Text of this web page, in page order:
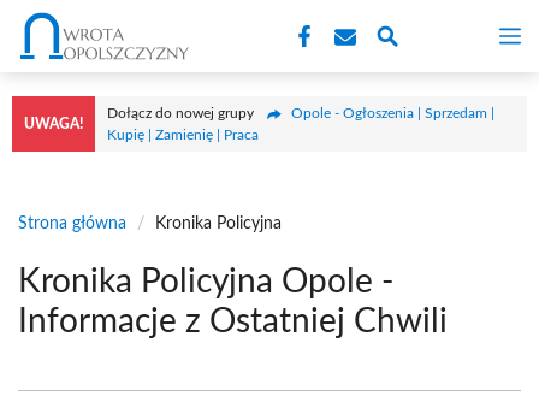
Przejdź
treści
UWAGA!
Dołącz do nowej grupy
Opole - Ogłoszenia | Sprzedam |
Kupię | Zamienię | Praca
Strona główna / Kronika Policyjna
Kronika Policyjna Opole -
Informacje z Ostatniej Chwili